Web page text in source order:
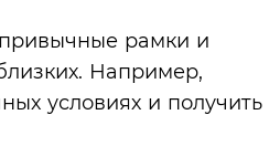
рамки и
Например,
условиях и получить